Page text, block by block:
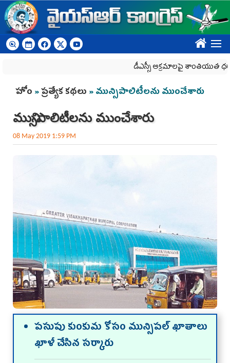
Skip to main content
????
డీఎస్సీ అక్రమాలపై శాంతియుత ధర్నాపై దాడి
You are here
హోం »ప్రత్యేక కథలు » మున్సిపాలిటీల‌ను ముంచేశారు
మున్సిపాలిటీల‌ను ముంచేశారు
08 May 2019 1:59 PM
ప‌సుపు కుంకుమ కోసం మున్సిపల్‌ ఖాతాలు
ఖాళీ చేసిన సర్కారు